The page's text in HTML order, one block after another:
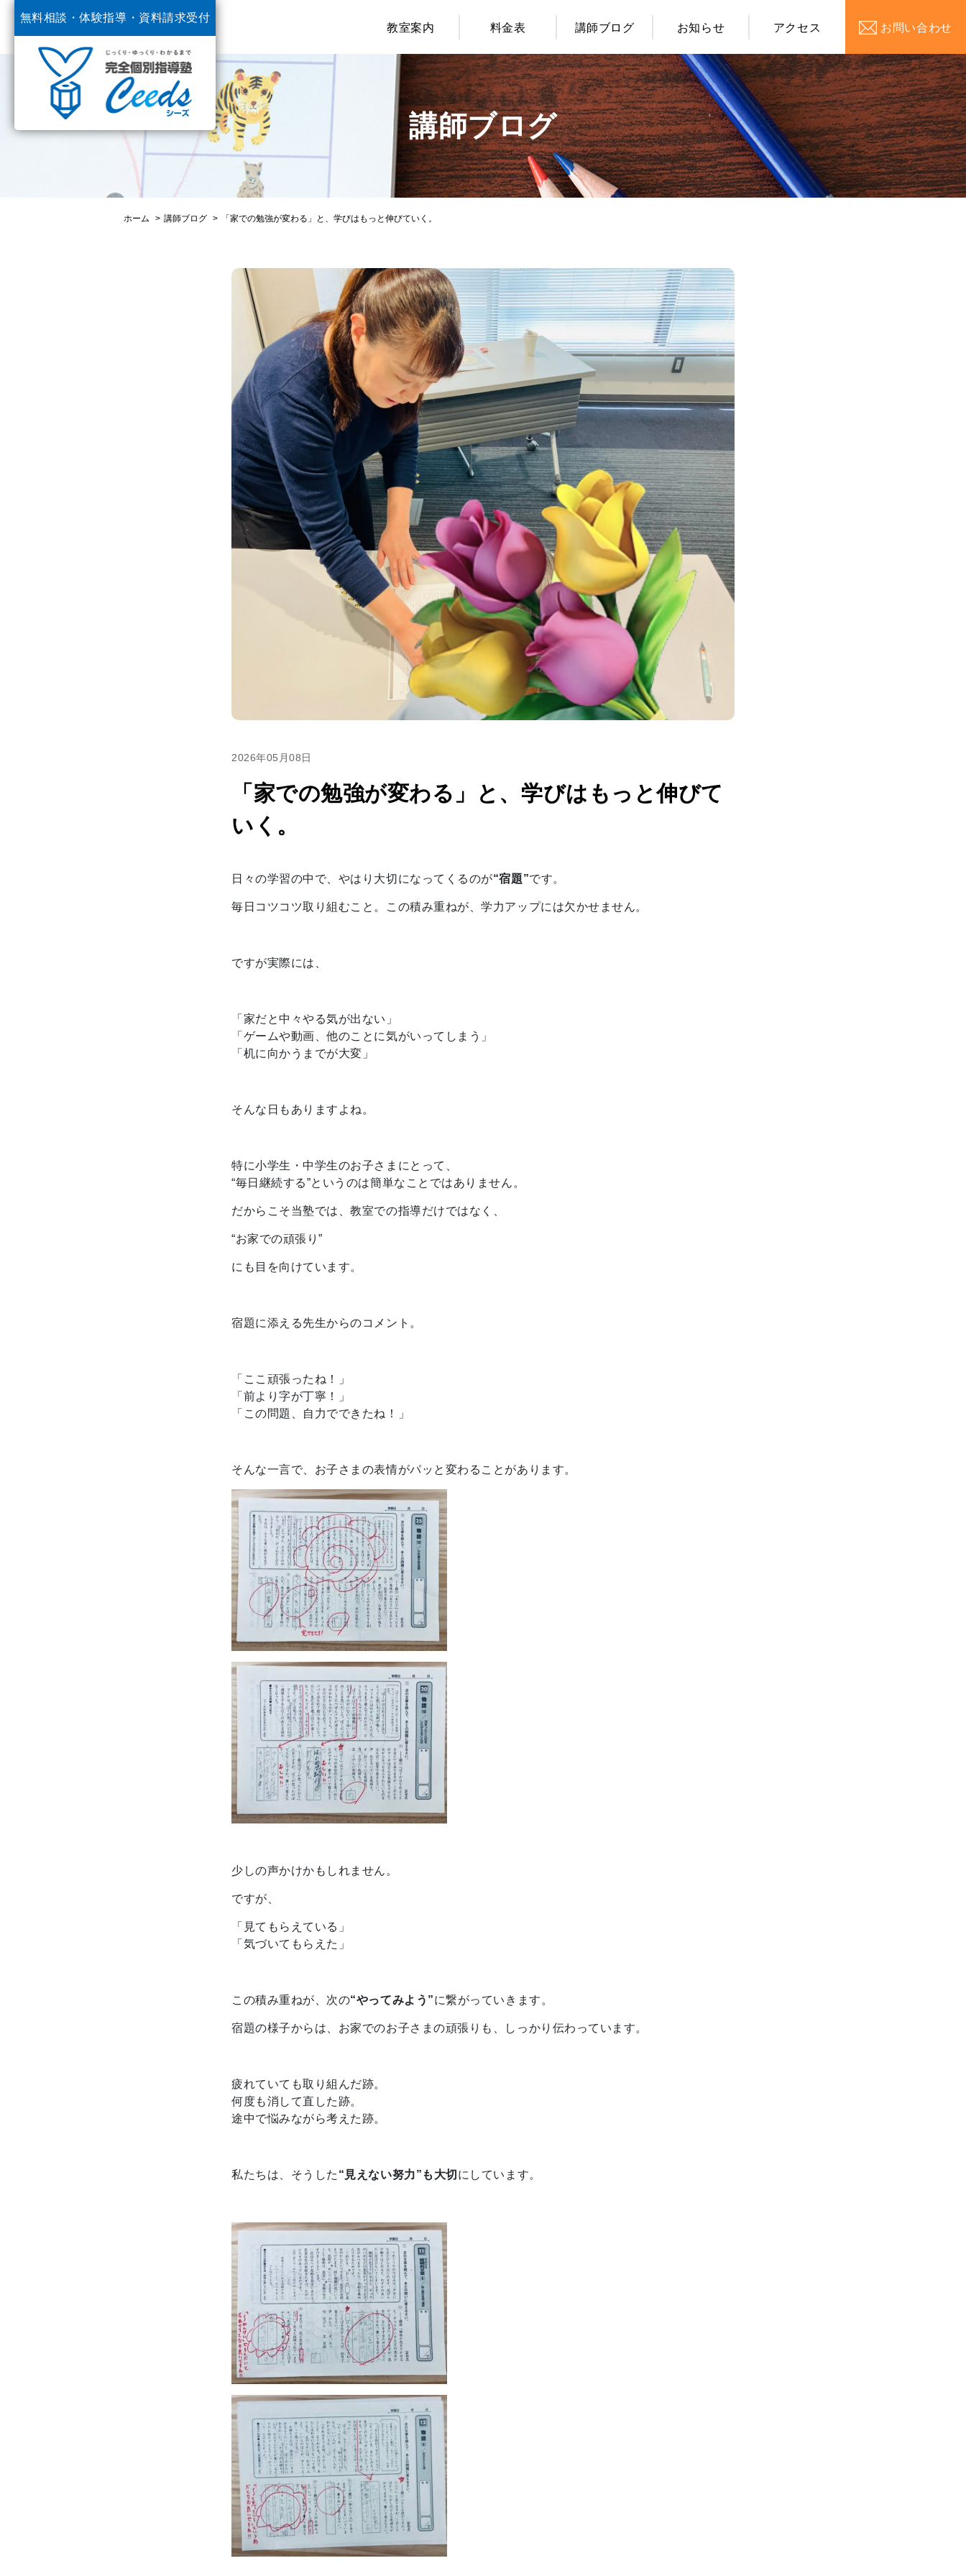
無料相談・体験指導・ 資料請求受付
中
教室案内 料金表 講師ブログ お知らせ アクセス お問い合わせ
講師ブログ
ホーム 講師ブログ 「家での勉強が変わる」と、学びはもっと伸びていく。
2026年05月08日
「家での勉強が変わる」と、学びはもっと伸びて
いく。
日々の学習の中で、やはり大切になってくるのが“宿題”です。
毎日コツコツ取り組むこと。この積み重ねが、学力アップには欠かせません。
ですが実際には、
「家だと中々やる気が出ない」
「ゲームや動画、他のことに気がいってしまう」
「机に向かうまでが大変」
そんな日もありますよね。
特に小学生・中学生のお子さまにとって、
“毎日継続する”というのは簡単なことではありません。
だからこそ当塾では、教室での指導だけではなく、
“お家での頑張り”
にも目を向けています。
宿題に添える先生からのコメント。
「ここ頑張ったね！」
「前より字が丁寧！」
「この問題、自力でできたね！」
そんな一言で、お子さまの表情がパッと変わることがあります。
少しの声かけかもしれません。
ですが、
「見てもらえている」
「気づいてもらえた」
この積み重ねが、次の“やってみよう”に繋がっていきます。
宿題の様子からは、お家でのお子さまの頑張りも、しっかり伝わっています。
疲れていても取り組んだ跡。
何度も消して直した跡。
途中で悩みながら考えた跡。
私たちは、そうした “見えない努力”も大切 にしています。